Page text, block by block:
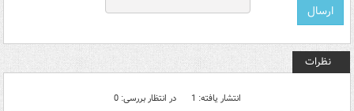
نظرات
انتشار یافته: 1 در انتظار بررسی: 0